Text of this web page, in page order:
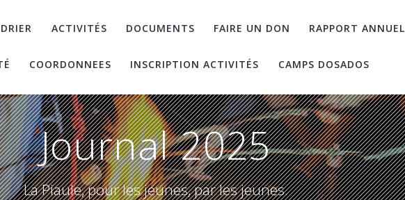
ACTIVITÉS DOCUMENTS FAIRE UN DON RAPPORT ANNUEL
COORDONNEES INSCRIPTION ACTIVITÉS CAMPS DOSADOS
Journal 2025
La Piaule, pour les jeunes, par les jeunes.